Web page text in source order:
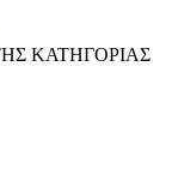
ΚΑΤΗΓΟΡΙΑΣ